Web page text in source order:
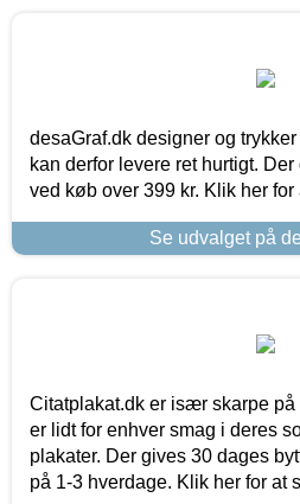
desaGraf.dk designer og
kan derfor levere ret hurtigt.
ved køb over 399 kr. Klik her
Se udvalget på
Citatplakat.dk er især skarpe på
er lidt for enhver smag i deres
plakater. Der gives 30 dages
på 1-3 hverdage. Klik her for at